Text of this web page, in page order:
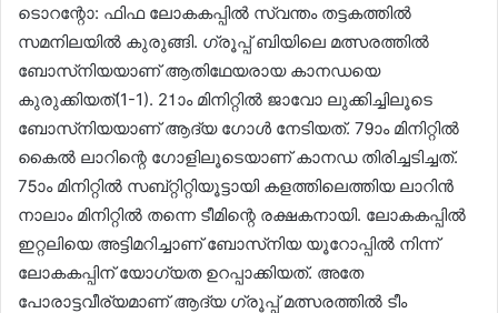
ടൊറന്റോ: ഫിഫ ലോകകപ്പിൽ സ്വന്തം തട്ടകത്തിൽ
സമനിലയിൽ കുരുങ്ങി. ഗ്രൂപ്പ് ബിയിലെ മത്സരത്തിൽ
ബോസ്‌നിയയാണ് ആതിഥേയരായ കാനഡയെ
കുരുക്കിയത്(1-1). 21ാം മിനിറ്റിൽ ജാവോ ലുക്കിച്ചിലൂടെ
ബോസ്‌നിയയാണ് ആദ്യ ഗോൾ നേടിയത്. 79ാം മിനിറ്റിൽ
കൈൽ ലാറിന്റെ ഗോളിലൂടെയാണ് കാനഡ തിരിച്ചടിച്ചത്.
75ാം മിനിറ്റിൽ സബ്റ്റിറ്റിയൂട്ടായി കളത്തിലെത്തിയ ലാറിൻ
നാലാം മിനിറ്റിൽ തന്നെ ടീമിന്റെ രക്ഷകനായി. ലോകകപ്പിൽ
ഇറ്റലിയെ അട്ടിമറിച്ചാണ് ബോസ്‌നിയ യൂറോപ്പിൽ നിന്ന്
ലോകകപ്പിന് യോഗ്യത ഉറപ്പാക്കിയത്. അതേ
പോരാട്ടവീര്യമാണ് ആദ്യ ഗ്രൂപ്പ് മത്സരത്തിൽ ടീം